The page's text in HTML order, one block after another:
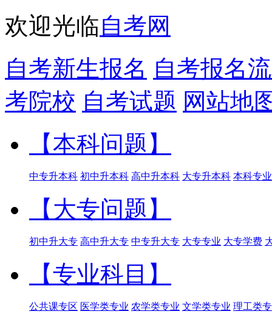
欢迎光临自考网
自考新生报名 自考报名
考院校 自考试题 网站地
【本科问题】
中专升本科 初中升本科 高中升本科 大专升本科 本科专业
【大专问题】
初中升大专 高中升大专 中专升大专 大专专业 大专学费
【专业科目】
公共课专区 医学类专业 农学类专业 文学类专业 理工类